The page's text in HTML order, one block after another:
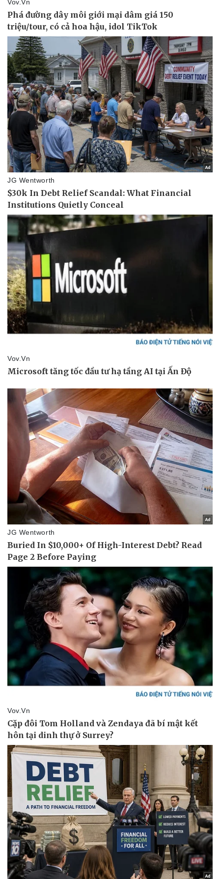
Ăn sạch sống khỏe
Sân khấu - Điện ảnh
Văn học
Âm nhạc
Di sản
Giải trí
Nghệ sĩ
Thời trang
Sao Việt
Du lịch
Tư vấn
Săn Tour
check-in
Podcast
Câu chuyện thời sự
Đọc truyện đêm khuya
Cửa sổ tình yêu
Kể chuyện cho bé
Hạt giống tâm hồn